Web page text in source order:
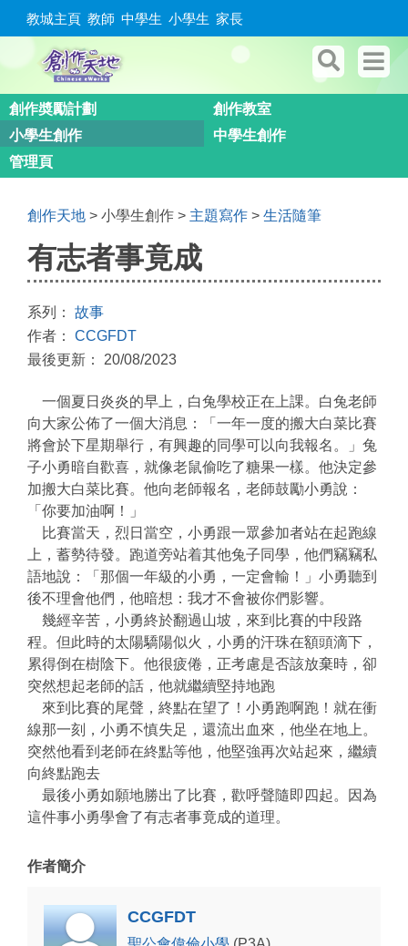
教城主頁 教師 中學生 小學生 家長
創作奬勵計劃
創作教室
小學生創作
中學生創作
管理頁
創作天地 > 小學生創作 > 主題寫作 > 生活隨筆
有志者事竟成
系列： 故事
作者： CCGFDT
最後更新： 20/08/2023
一個夏日炎炎的早上，白兔學校正在上課。白兔老師
向大家公佈了一個大消息：「一年一度的搬大白菜比賽
將會於下星期舉行，有興趣的同學可以向我報名。」兔
子小勇暗自歡喜，就像老鼠偷吃了糖果一樣。他決定參
加搬大白菜比賽。他向老師報名，老師鼓勵小勇說：
「你要加油啊！」
比賽當天，烈日當空，小勇跟一眾參加者站在起跑線
上，蓄勢待發。跑道旁站着其他兔子同學，他們竊竊私
語地說：「那個一年級的小勇，一定會輸！」小勇聽到
後不理會他們，他暗想：我才不會被你們影響。
幾經辛苦，小勇終於翻過山坡，來到比賽的中段路
程。但此時的太陽驕陽似火，小勇的汗珠在額頭滴下，
累得倒在樹陰下。他很疲倦，正考慮是否該放棄時，卻
突然想起老師的話，他就繼續堅持地跑
來到比賽的尾聲，終點在望了！小勇跑啊跑！就在衝
線那一刻，小勇不慎失足，還流出血來，他坐在地上。
突然他看到老師在終點等他，他堅強再次站起來，繼續
向終點跑去
最後小勇如願地勝出了比賽，歡呼聲隨即四起。因為
這件事小勇學會了有志者事竟成的道理。
作者簡介
CCGFDT